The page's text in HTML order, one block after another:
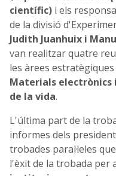
científic) i els
de la divisió
Judith Juanhuix i
van realitzar quatre
les àrees estratègiques
Materials electrònics
de la vida.
L'última part de la
informes dels
trobades paral·leles
l'èxit de la trobada per